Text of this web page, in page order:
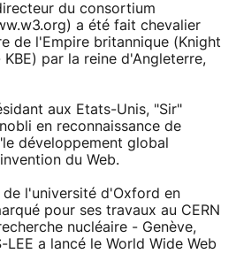
du consortium
a été fait chevalier
de l'Empire britannique (Knight
par la reine d'Angleterre,
aux Etats-Unis, "Sir"
en reconnaissance de
développement global
du Web.
de l'université d'Oxford en
pour ses travaux au CERN
nucléaire - Genève,
LEE a lancé le World Wide Web